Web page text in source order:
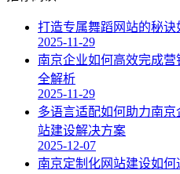
打造专属舞蹈网站的秘
2025-11-29
南京企业如何高效完成
全解析
2025-11-29
多语言适配如何助力南
站建设解决方案
2025-12-07
南京定制化网站建设如